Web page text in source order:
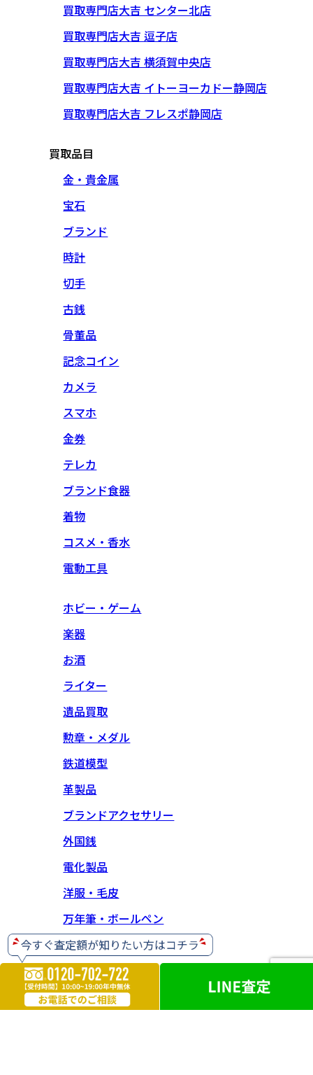
買取専門店大吉 センター北店
買取専門店大吉 逗子店
買取専門店大吉 横須賀中央店
買取専門店大吉 イトーヨーカドー静岡店
買取専門店大吉 フレスポ静岡店
買取品目
金・貴金属
宝石
ブランド
時計
切手
古銭
骨董品
記念コイン
カメラ
スマホ
金券
テレカ
ブランド食器
着物
コスメ・香水
電動工具
ホビー・ゲーム
楽器
お酒
ライター
遺品買取
勲章・メダル
鉄道模型
革製品
ブランドアクセサリー
外国銭
電化製品
洋服・毛皮
万年筆・ボールペン
ブランド靴
人形